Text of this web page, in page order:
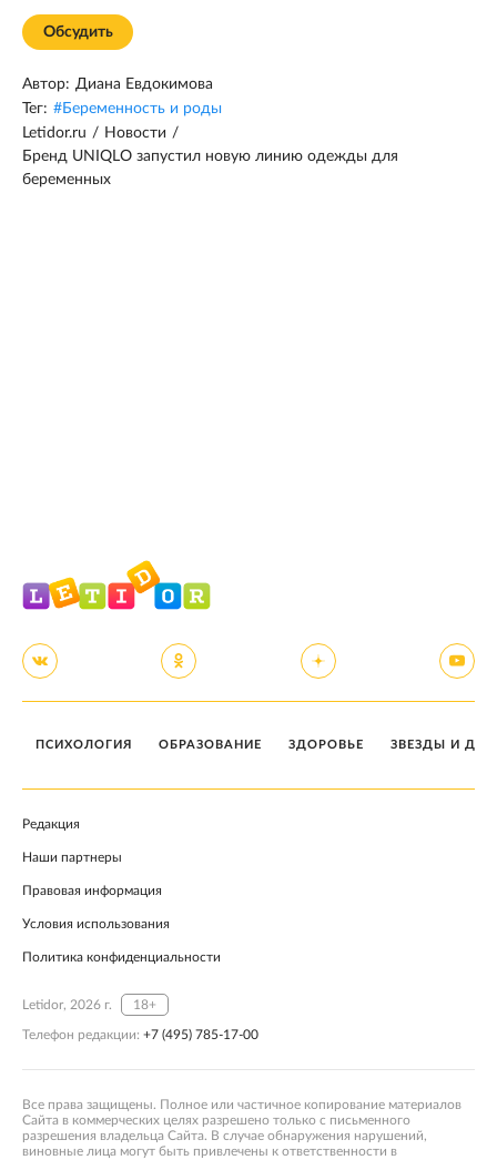
Обсудить
Автор: Диана Евдокимова
Тег: #Беременность и роды
Letidor.ru / Новости /
Бренд UNIQLO запустил новую линию одежды для
беременных
ПСИХОЛОГИЯ ОБРАЗОВАНИЕ ЗДОРОВЬЕ ЗВЕЗДЫ И
Редакция
Наши партнеры
Правовая информация
Условия использования
Политика конфиденциальности
Letidor, 2026 г. 18+
Телефон редакции: +7 (495) 785-17-00
Все права защищены. Полное или частичное копирование материалов
Сайта в коммерческих целях разрешено только с письменного
разрешения владельца Сайта. В случае обнаружения нарушений,
виновные лица могут быть привлечены к ответственности в